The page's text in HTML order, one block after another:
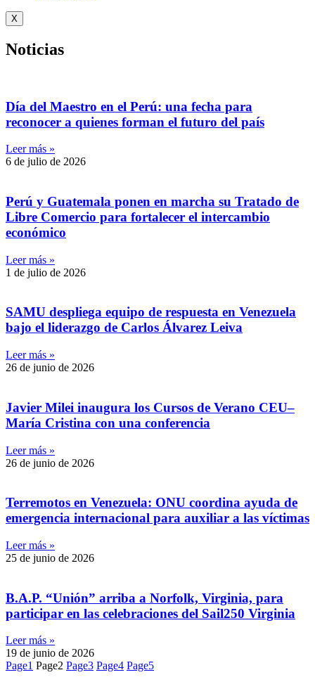
X
Noticias
Día del Maestro en el Perú: una fecha para
reconocer a quienes forman el futuro del país
Leer más »
6 de julio de 2026
Perú y Guatemala ponen en marcha su Tratado de
Libre Comercio para fortalecer el intercambio
económico
Leer más »
1 de julio de 2026
SAMU despliega equipo de respuesta en Venezuela
bajo el liderazgo de Carlos Álvarez Leiva
Leer más »
26 de junio de 2026
Javier Milei inaugura los Cursos de Verano CEU–
María Cristina con una conferencia
Leer más »
26 de junio de 2026
Terremotos en Venezuela: ONU coordina ayuda de
emergencia internacional para auxiliar a las víctimas
Leer más »
25 de junio de 2026
B.A.P. “Unión” arriba a Norfolk, Virginia, para
participar en las celebraciones del Sail250 Virginia
Leer más »
19 de junio de 2026
Page1 Page2 Page3 Page4 Page5